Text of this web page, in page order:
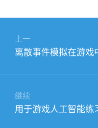
上一
上
章：
离散事件模拟在游戏
继续
下
用于游戏人工智能练